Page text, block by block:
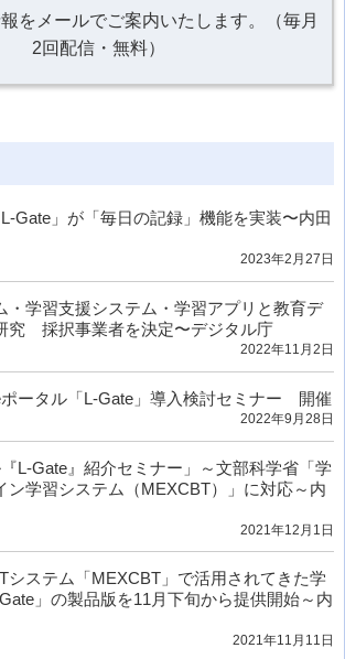
をメールでご案内いたします。（毎月
2回配信・無料）
Gate」が「毎日の記録」機能を実装〜内田
2023年2月27日
・学習支援システム・学習アプリと教育デ
究 採択事業者を決定〜デジタル庁
2022年11月2日
ータル「L-Gate」導入検討セミナー 開催
2022年9月28日
『L-Gate』紹介セミナー」～文部科学省「学
ン学習システム（MEXCBT）」に対応～内
2021年12月1日
システム「MEXCBT」で活用されてきた学
」の製品版を11月下旬から提供開始～内
2021年11月11日